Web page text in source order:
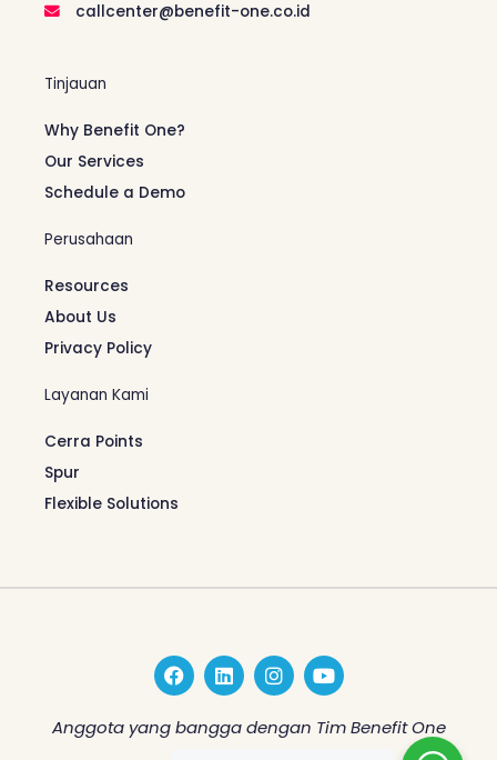
callcenter@benefit-one.co.id
Tinjauan
Why Benefit One?
Our Services
Schedule a Demo
Perusahaan
Resources
About Us
Privacy Policy
Layanan Kami
Cerra Points
Spur
Flexible Solutions
F
a
c
e
L
i
n
k
e
I
n
s
t
a
Y
o
u
t
Anggota yang bangga dengan Tim Benefit One